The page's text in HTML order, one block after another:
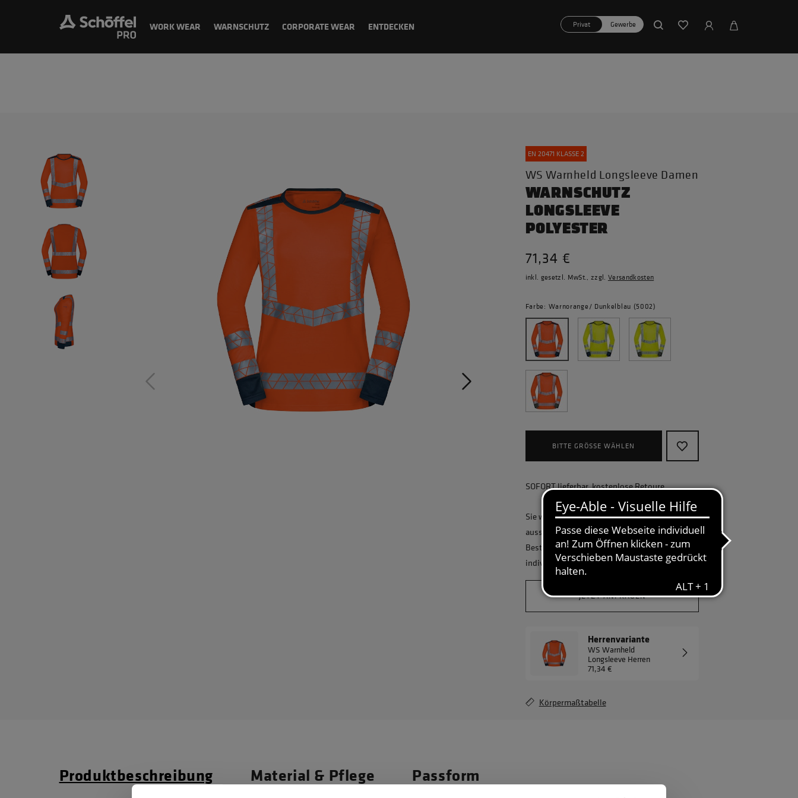
WORK WEAR WARNSCHUTZ CORPORATE WEAR ENTDECKEN Privat Gewerbe
EN 20471 KLASSE 2
WS Warnheld Longsleeve Damen
WARNSCHUTZ
LONGSLEEVE
POLYESTER
71,34 €
inkl. gesetzl. MwSt., zzgl. Versandkosten
Farbe: Warnorange/ Dunkelblau (5002)
BITTE GRÖSSE WÄHLEN
SOFORT lieferbar, kostenlose Retoure
Sie wollen Ihr Unternehmen ganzheitlich
ausstatten und benötigen eine größere
Bestellmenge? Gerne erstellen wir Ihnen ein
individuelles Angebot.
JETZT ANFRAGEN
Herrenvariante
WS Warnheld
Longsleeve Herren
71,34 €
Körpermaßtabelle
Produktbeschreibung Material & Pflege Passform